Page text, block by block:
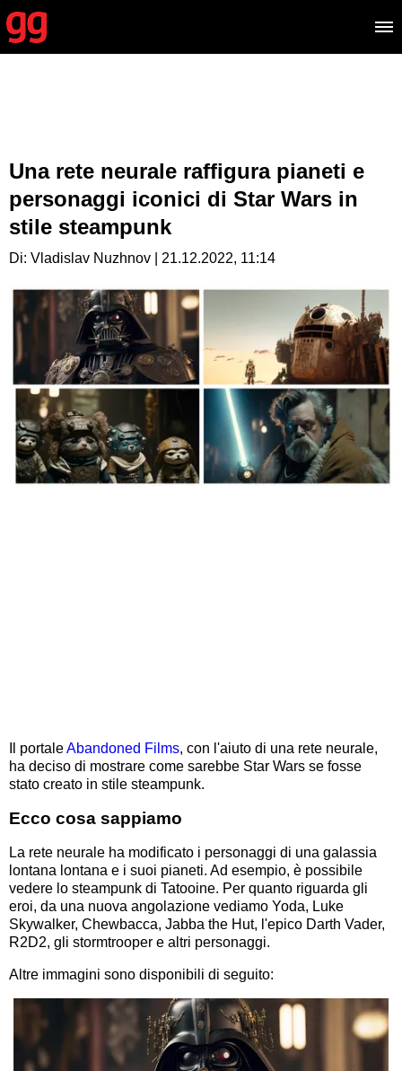
Una rete neurale raffigura pianeti e
personaggi iconici di Star Wars in
stile steampunk
Di: Vladislav Nuzhnov | 21.12.2022, 11:14
Il portaleAbandoned Films, con l'aiuto di una rete neurale,
ha deciso di mostrare come sarebbe Star Wars se fosse
stato creato in stile steampunk.
Ecco cosa sappiamo
La rete neurale ha modificato i personaggi di una galassia
lontana lontana e i suoi pianeti. Ad esempio, è possibile
vedere lo steampunk di Tatooine. Per quanto riguarda gli
eroi, da una nuova angolazione vediamo Yoda, Luke
Skywalker, Chewbacca, Jabba the Hut, l'epico Darth Vader,
R2D2, gli stormtrooper e altri personaggi.
Altre immagini sono disponibili di seguito: